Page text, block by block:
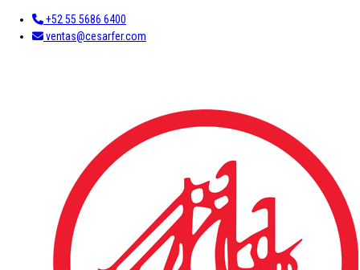
+52 55 5686 6400
ventas@cesarfer.com